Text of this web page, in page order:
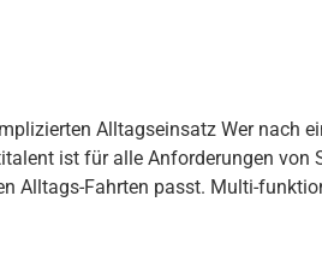
Alltagseinsatz Wer nach
ist für alle Anforderungen
Unterbau Drehplatte hilft Eltern und Betreuern beim